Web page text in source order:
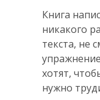
Книга
никакого
текста, не
хотят,
нужно